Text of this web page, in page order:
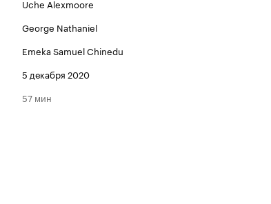
Uche Alexmoore
George Nathaniel
Emeka Samuel Chinedu
5 декабря 2020
57 мин